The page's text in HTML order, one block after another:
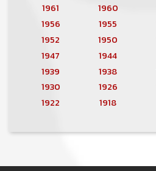
1961
1960
1956
1955
1952
1950
1947
1944
1939
1938
1930
1926
1922
1918